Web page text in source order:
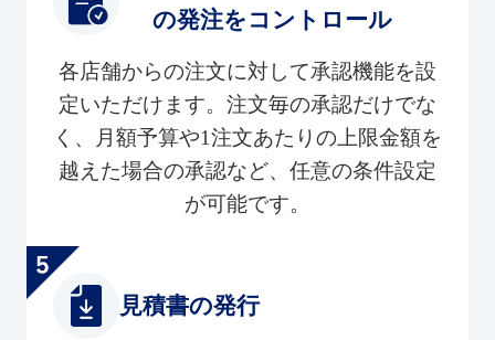
の発注をコントロール
各店舗からの注文に対して承認機能を設
定いただけます。注文毎の承認だけでな
く、月額予算や1注文あたりの上限金額を
越えた場合の承認など、任意の条件設定
が可能です。
見積書の発行